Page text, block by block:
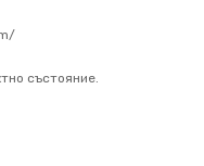
състояние.